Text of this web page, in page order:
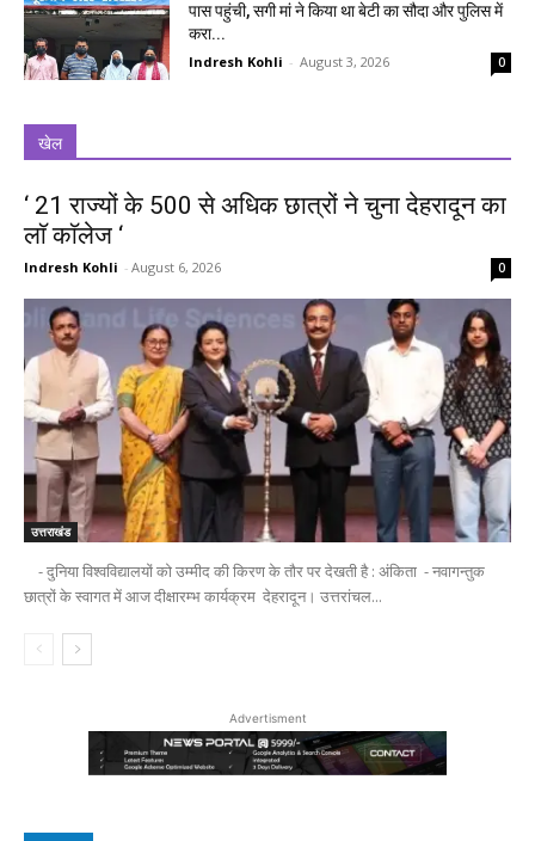
पास पहुंची, सगी मां ने किया था बेटी का सौदा और पुलिस में
करा...
Indresh Kohli - August 3, 2026 0
खेल
‘ 21 राज्यों के 500 से अधिक छात्रों ने चुना देहरादून का
लाॅ काॅलेज ‘
Indresh Kohli - August 6, 2026 0
उत्तराखंड
- दुनिया विश्वविद्यालयों को उम्मीद की किरण के तौर पर देखती है : अंकिता - नवागन्तुक
छात्रों के स्वागत में आज दीक्षारम्भ कार्यक्रम देहरादून। उत्तरांचल...
Advertisment